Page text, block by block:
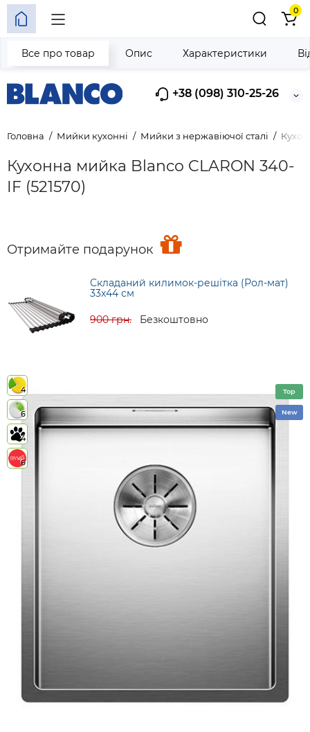
+38 (098) 310-25-26
0
Головна Мийки кухонні Мийки з нержавіючої сталі
Кухонна мийка Blanco CLARON 340-
IF (521570)
Отримайте подарунок
Складаний килимок-решітка (Рол-мат)
33х44 см
900 грн. Безкоштовно
Все про товар Опис Характеристики
4
6
4
6
Top
New